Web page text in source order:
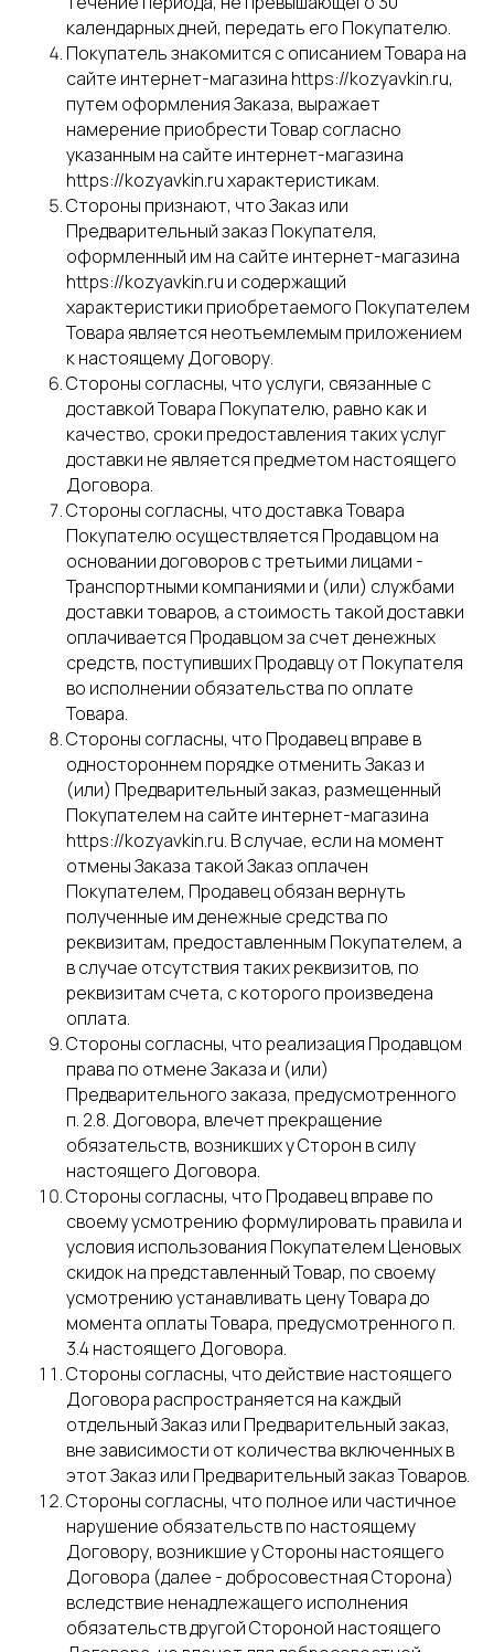
календарных дней, передать его Покупателю.
Покупатель знакомится с описанием Товара на
сайте интернет-магазина https://kozyavkin.ru,
путем оформления Заказа, выражает
намерение приобрести Товар согласно
указанным на сайте интернет-магазина
https://kozyavkin.ru характеристикам.
Стороны признают, что Заказ или
Предварительный заказ Покупателя,
оформленный им на сайте интернет-магазина
https://kozyavkin.ru и содержащий
характеристики приобретаемого Покупателем
Товара является неотъемлемым приложением
к настоящему Договору.
Стороны согласны, что услуги, связанные с
доставкой Товара Покупателю, равно как и
качество, сроки предоставления таких услуг
доставки не является предметом настоящего
Договора.
Стороны согласны, что доставка Товара
Покупателю осуществляется Продавцом на
основании договоров с третьими лицами -
Транспортными компаниями и (или) службами
доставки товаров, а стоимость такой доставки
оплачивается Продавцом за счет денежных
средств, поступивших Продавцу от Покупателя
во исполнении обязательства по оплате
Товара.
Стороны согласны, что Продавец вправе в
одностороннем порядке отменить Заказ и
(или) Предварительный заказ, размещенный
Покупателем на сайте интернет-магазина
https://kozyavkin.ru. В случае, если на момент
отмены Заказа такой Заказ оплачен
Покупателем, Продавец обязан вернуть
полученные им денежные средства по
реквизитам, предоставленным Покупателем, а
в случае отсутствия таких реквизитов, по
реквизитам счета, с которого произведена
оплата.
Стороны согласны, что реализация Продавцом
права по отмене Заказа и (или)
Предварительного заказа, предусмотренного
п. 2.8. Договора, влечет прекращение
обязательств, возникших у Сторон в силу
настоящего Договора.
Стороны согласны, что Продавец вправе по
своему усмотрению формулировать правила и
условия использования Покупателем Ценовых
скидок на представленный Товар, по своему
усмотрению устанавливать цену Товара до
момента оплаты Товара, предусмотренного п.
3.4 настоящего Договора.
Стороны согласны, что действие настоящего
Договора распространяется на каждый
отдельный Заказ или Предварительный заказ,
вне зависимости от количества включенных в
этот Заказ или Предварительный заказ Товаров.
Стороны согласны, что полное или частичное
нарушение обязательств по настоящему
Договору, возникшие у Стороны настоящего
Договора (далее - добросовестная Сторона)
вследствие ненадлежащего исполнения
обязательств другой Стороной настоящего